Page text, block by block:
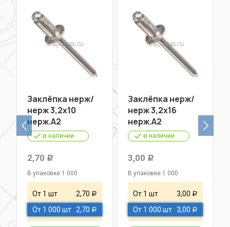
Заклёпка нерж/
нерж 3,2х10
нерж.А2
в наличии
2,70 Р
В упаковке 1 000
От 1 шт 2,70 Р
От 1 000 шт 2,70 Р
Заклёпка нерж/
нерж 3,2х16
нерж.A2
в наличии
3,00 Р
В упаковке 1 000
От 1 шт 3,00 Р
От 1 000 шт 3,00 Р